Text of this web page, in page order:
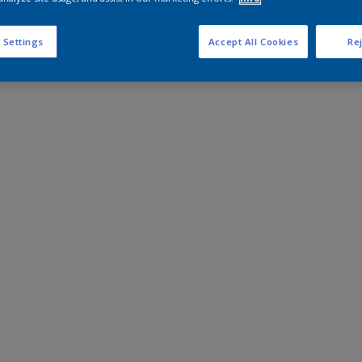
Settings Accept All Cookies